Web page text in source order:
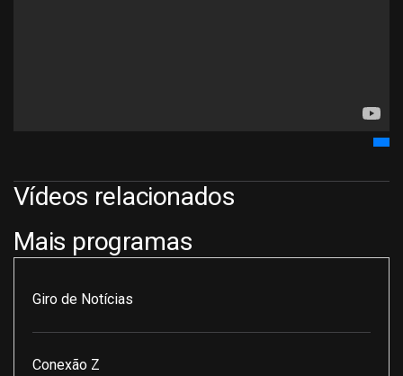
Vídeos relacionados
Mais programas
Giro de Notícias
Conexão Z